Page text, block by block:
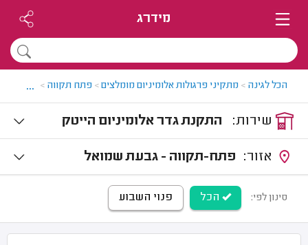
מידרג
הכל לגינה > מתקיני פרגולות אלומיניום מומלצים> פתח תקווה > גדר
...
התקנת גדר אלומיניום הייטק
פתח-תקווה - גבעת שמואל
סינון לפי: הכל פנוי השבוע